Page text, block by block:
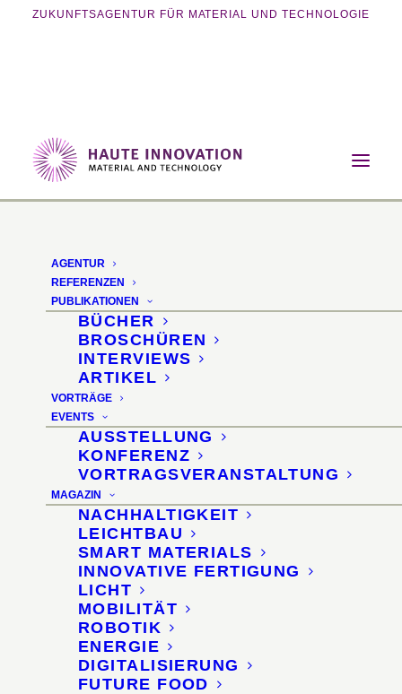
ZUKUNFTSAGENTUR FÜR MATERIAL UND TECHNOLOGIE
AGENTUR
REFERENZEN
PUBLIKATIONEN
BÜCHER
BROSCHÜREN
INTERVIEWS
ARTIKEL
VORTRÄGE
EVENTS
AUSSTELLUNG
KONFERENZ
VORTRAGSVERANSTALTUNG
MAGAZIN
NACHHALTIGKEIT
LEICHTBAU
SMART MATERIALS
INNOVATIVE FERTIGUNG
LICHT
MOBILITÄT
ROBOTIK
ENERGIE
DIGITALISIERUNG
FUTURE FOOD
Home
Vorträge
Zirkuläre Baustoffe und Biomaterialien
Zirkuläre Baustoffe und
Biomaterialien
16. avela Fachtagung ·
Nürtingen
5. Juni 2025